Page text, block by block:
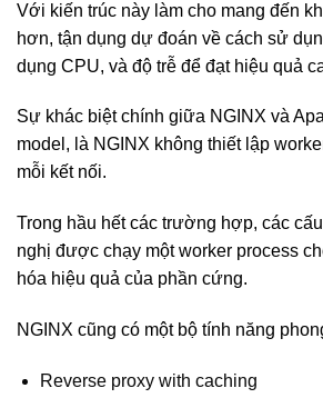
Với kiến trúc này làm cho mang đến
hơn, tận dụng dự đoán về cách sử
dụng CPU, và độ trễ để đạt hiệu quả
Sự khác biệt chính giữa NGINX và
model, là NGINX không thiết lập
mỗi kết nối.
Trong hầu hết các trường hợp, các
nghị được chạy một worker process
hóa hiệu quả của phần cứng.
NGINX cũng có một bộ tính năng
Reverse proxy with caching